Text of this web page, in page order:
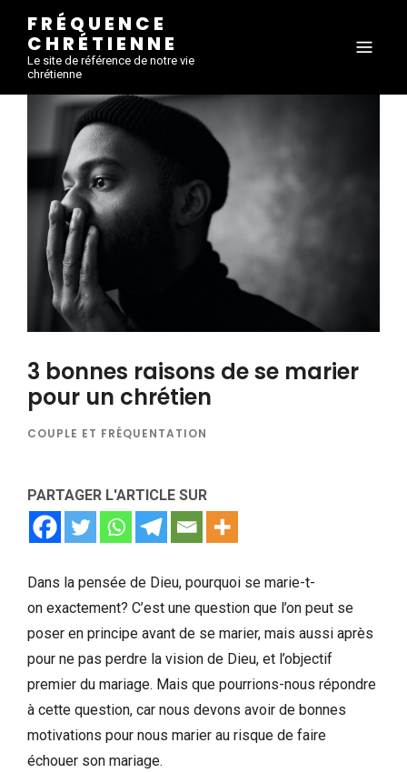
FRÉQUENCE
CHRÉTIENNE
Le site de référence de notre vie
chrétienne
3 bonnes raisons de se marier
pour un chrétien
COUPLE ET FRÉQUENTATION
PARTAGER L'ARTICLE SUR
Dans la pensée de Dieu, pourquoi se marie-t-
on exactement? C’est une question que l’on peut se
poser en principe avant de se marier, mais aussi après
pour ne pas perdre la vision de Dieu, et l’objectif
premier du mariage. Mais que pourrions-nous répondre
à cette question, car nous devons avoir de bonnes
motivations pour nous marier au risque de faire
échouer son mariage.